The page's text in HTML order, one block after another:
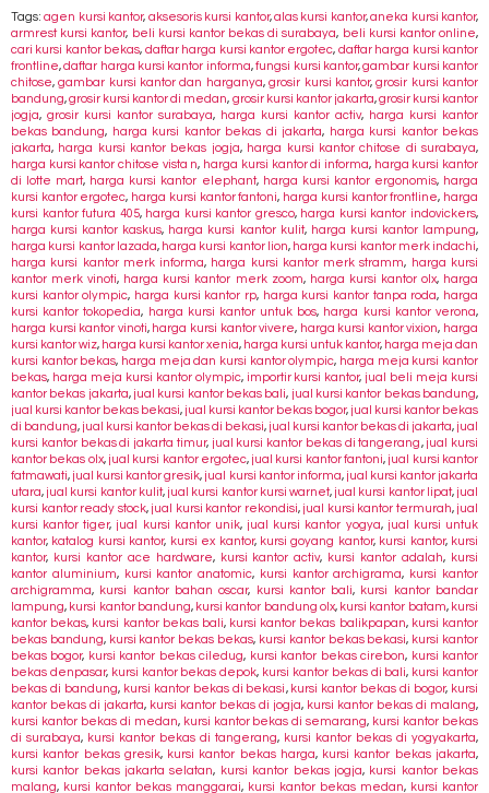
Tags:agen kursi kantor, aksesoris kursi kantor,alas kursi kantor,aneka kursi kantor,
armrest kursi kantor, beli kursi kantor bekas di surabaya, beli kursi kantor online,
cari kursi kantor bekas, daftar harga kursi kantor ergotec, daftar harga kursi kantor
frontline,daftar harga kursi kantor informa,fungsi kursi kantor,gambar kursi kantor
chitose,gambar kursi kantor dan harganya,grosir kursi kantor,grosir kursi kantor
bandung,grosir kursi kantor di medan, grosir kursi kantor jakarta,grosir kursi kantor
jogja, grosir kursi kantor surabaya, harga kursi kantor activ,
harga kursi kantor
bekas bandung, harga kursi kantor bekas di jakarta,
harga kursi kantor bekas
jakarta, harga kursi kantor bekas jogja, harga kursi kantor chitose di surabaya,
harga kursi kantor chitose vista n, harga kursi kantor di informa, harga kursi kantor
di lotte mart, harga kursi kantor elephant, harga kursi kantor ergonomis, harga
kursi kantor ergotec, harga kursi kantor fantoni, harga kursi kantor frontline, harga
kursi kantor futura 405, harga kursi kantor gresco, harga kursi kantor indovickers,
harga kursi kantor kaskus, harga kursi kantor kulit, harga kursi kantor lampung,
harga kursi kantor lazada, harga kursi kantor lion, harga kursi kantor merk indachi,
harga kursi kantor merk informa, harga kursi kantor merk stramm,
harga kursi
kantor merk vinoti, harga kursi kantor merk zoom, harga kursi kantor olx, harga
kursi kantor olympic, harga kursi kantor rp, harga kursi kantor tanpa roda, harga
kursi kantor tokopedia, harga kursi kantor untuk bos, harga kursi kantor verona,
harga kursi kantor vinoti, harga kursi kantor vivere, harga kursi kantor vixion, harga
kursi kantor wiz, harga kursi kantor xenia, harga kursi untuk kantor, harga meja dan
kursi kantor bekas, harga meja dan kursi kantor olympic, harga meja kursi kantor
bekas, harga meja kursi kantor olympic, importir kursi kantor, jual beli meja kursi
kantor bekas jakarta, jual kursi kantor bekas bali, jual kursi kantor bekas bandung,
jual kursi kantor bekas bekasi, jual kursi kantor bekas bogor, jual kursi kantor bekas
di bandung, jual kursi kantor bekas di bekasi, jual kursi kantor bekas di jakarta, jual
kursi kantor bekas di jakarta timur, jual kursi kantor bekas di tangerang, jual kursi
kantor bekas olx, jual kursi kantor ergotec, jual kursi kantor fantoni, jual kursi kantor
fatmawati, jual kursi kantor gresik, jual kursi kantor informa, jual kursi kantor jakarta
utara, jual kursi kantor kulit, jual kursi kantor kursi warnet, jual kursi kantor lipat, jual
kursi kantor ready stock, jual kursi kantor rekondisi, jual kursi kantor termurah, jual
kursi kantor tiger, jual kursi kantor unik, jual kursi kantor yogya, jual kursi untuk
kantor, katalog kursi kantor, kursi ex kantor, kursi goyang kantor, kursi kantor, kursi
kantor, kursi kantor ace hardware, kursi kantor activ, kursi kantor adalah,
kursi
kantor aluminium, kursi kantor anatomic, kursi kantor archigrama,
kursi kantor
archigramma, kursi kantor bahan oscar, kursi kantor bali,
kursi kantor bandar
lampung, kursi kantor bandung, kursi kantor bandung olx, kursi kantor batam, kursi
kantor bekas, kursi kantor bekas bali, kursi kantor bekas balikpapan, kursi kantor
bekas bandung, kursi kantor bekas bekas, kursi kantor bekas bekasi, kursi kantor
bekas bogor, kursi kantor bekas ciledug, kursi kantor bekas cirebon, kursi kantor
bekas denpasar, kursi kantor bekas depok, kursi kantor bekas di bali, kursi kantor
bekas di bandung, kursi kantor bekas di bekasi, kursi kantor bekas di bogor, kursi
kantor bekas di jakarta, kursi kantor bekas di jogja, kursi kantor bekas di malang,
kursi kantor bekas di medan, kursi kantor bekas di semarang, kursi kantor bekas
di surabaya, kursi kantor bekas di tangerang, kursi kantor bekas di yogyakarta,
kursi kantor bekas gresik, kursi kantor bekas harga, kursi kantor bekas jakarta,
kursi kantor bekas jakarta selatan, kursi kantor bekas jogja, kursi kantor bekas
malang, kursi kantor bekas manggarai, kursi kantor bekas medan, kursi kantor